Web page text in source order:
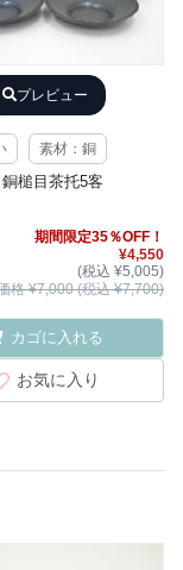
プレビュー
素材：銅
槌目茶托5客
期間限定35％OFF！
¥4,550
(税込 ¥5,005)
格 ¥7,000 (税込 ¥7,700)
カゴに入れる
お気に入り